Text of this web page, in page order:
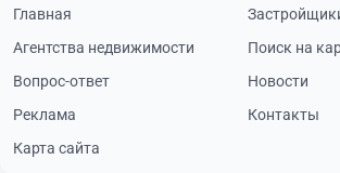
Главная
Агентства недвижимости
Поиск на
Вопрос-ответ
Новости
Реклама
Контакты
Карта сайта